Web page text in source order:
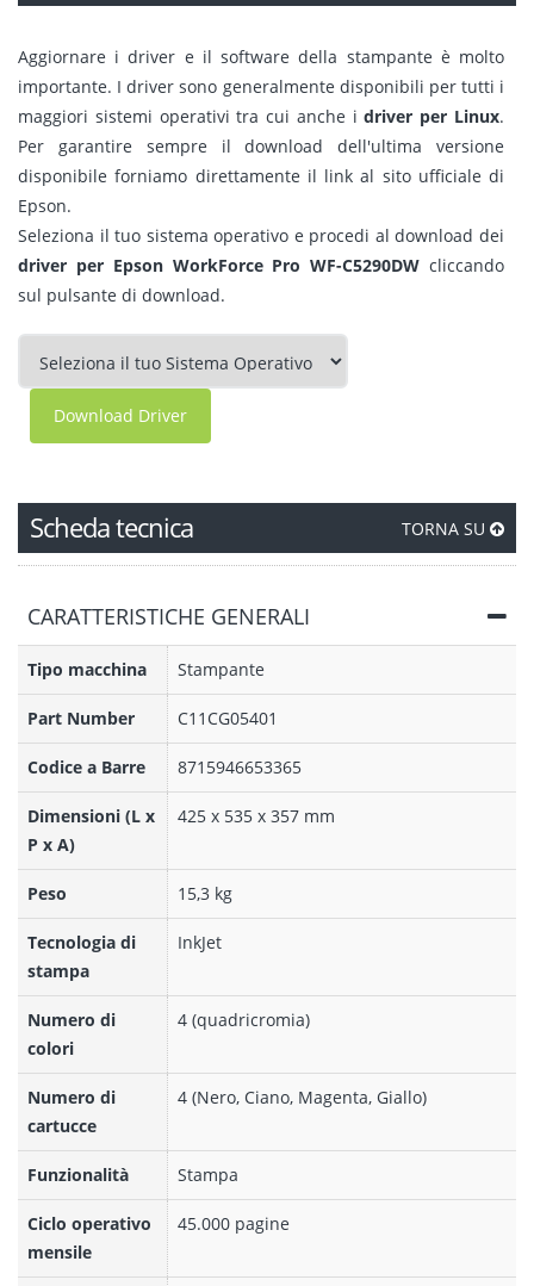
Aggiornare i driver e il software della stampante è molto
importante. I driver sono generalmente disponibili per tutti i
maggiori sistemi operativi tra cui anche idriver per Linux.
Per garantire sempre il download dell'ultima versione
disponibile forniamo direttamente il link al sito ufficiale di
Epson.
Seleziona il tuo sistema operativo e procedi al download dei
driver per Epson WorkForce Pro WF-C5290DW cliccando
sul pulsante di download.
Download Driver
Scheda tecnica TORNA SU
CARATTERISTICHE GENERALI
Tipo macchina Stampante
Part Number C11CG05401
Codice a Barre 8715946653365
Dimensioni (L x
P x A)
425‎ x 535 x 357 mm
Peso 15,3 kg
Tecnologia di
stampa
InkJet
Numero di
colori
4 (quadricromia)
Numero di
cartucce
4 (Nero, Ciano, Magenta, Giallo)
Funzionalità Stampa
Ciclo operativo
mensile
45.000 pagine